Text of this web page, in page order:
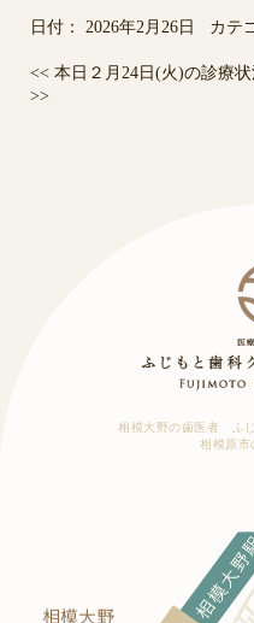
日付： 2026年2月26日 カテ
<< 本日２月24日(火)の診療
>>
相模大野の歯医者 ふ
相模原市